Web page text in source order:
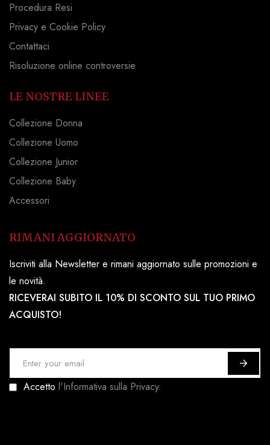
Procedura Resi
Privacy e Cookie Policy
Contattaci
Risoluzione online controversie
LE NOSTRE LINEE
Collezione Donna
Collezione Uomo
Collezione Junior
Collezione Baby
Accessori
RIMANI AGGIORNATO
Iscriviti alla Newsletter e rimani aggiornato sulle promozioni e
le novità.
RICEVERAI SUBITO IL 10% DI SCONTO SUL TUO PRIMO
ACQUISTO!
c
Accetto l'Informativa sulla Privacy.